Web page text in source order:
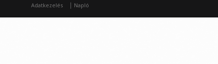
Adatkezelés | Napló